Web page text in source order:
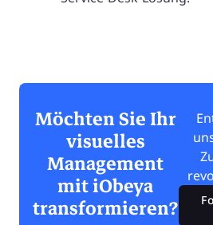
Möchten Sie Ihr
visuelles
Management
mit iObeya
transformieren?